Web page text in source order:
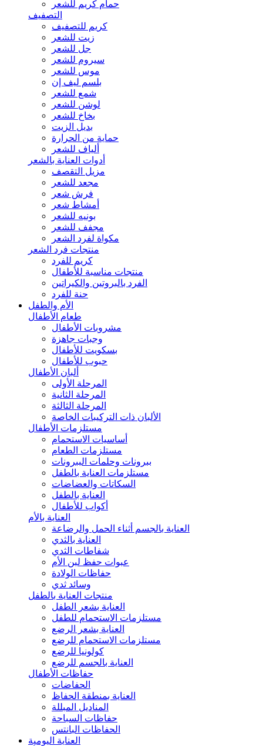
حمام كريم للشعر
التصفيف
كريم للتصفيف
زيت للشعر
جل للشعر
سيروم للشعر
موس للشعر
بلسم ليف إن
شمع للشعر
لوشن للشعر
بخاخ للشعر
بديل الزيت
حماية من الحرارة
ألياف للشعر
أدوات العناية بالشعر
مزيل التقصف
مجعد للشعر
فرش شعر
أمشاط شعر
بونيه للشعر
مجفف للشعر
مكواة لفرد الشعر
منتجات فرد الشعر
كريم للفرد
منتجات مناسبة للأطفال
الفرد بالبروتين والكيراتين
حنة للفرد
الأم والطفل
طعام الأطفال
مشروبات الأطفال
وجبات جاهزة
بسكويت للأطفال
حبوب للأطفال
ألبان الأطفال
المرحلة الأولى
المرحلة الثانية
المرحلة الثالثة
الألبان ذات التركيبات الخاصة
مستلزمات الأطفال
أساسيات الاستحمام
مستلزمات الطعام
ببرونات وحلمات الببرونات
مستلزمات العناية بالطفل
السكاتات والعضاضات
العناية بالطفل
أكواب للأطفال
العناية بالأم
العناية بالجسم أثناء الحمل والرضاعة
العناية بالثدي
شفاطات الثدي
عبوات حفظ لبن الأم
حفاظات الولادة
وسائد ثدي
منتجات العناية بالطفل
العناية بشعر الطفل
مستلزمات الاستحمام للطفل
العناية بشعر الرضع
مستلزمات الاستحمام للرضع
كولونيا للرضع
العناية بالجسم للرضع
حفاظات الأطفال
الحفاضات
العناية بمنطقة الحفاظ
المناديل المبللة
حفاظات السباحة
الحفاظات البانتس
العناية اليومية